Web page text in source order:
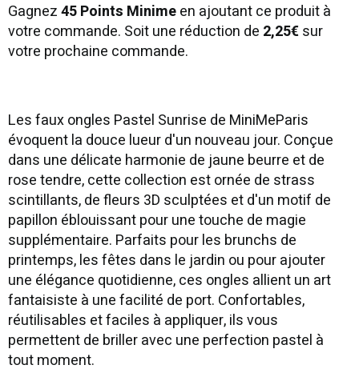
Gagnez45 Points Minimeen ajoutant ce produit à
votre commande. Soit une réduction de 2,25€sur
votre prochaine commande.
Les faux ongles Pastel Sunrise de MiniMeParis
évoquent la douce lueur d'un nouveau jour. Conçue
dans une délicate harmonie de jaune beurre et de
rose tendre, cette collection est ornée de strass
scintillants, de fleurs 3D sculptées et d'un motif de
papillon éblouissant pour une touche de magie
supplémentaire. Parfaits pour les brunchs de
printemps, les fêtes dans le jardin ou pour ajouter
une élégance quotidienne, ces ongles allient un art
fantaisiste à une facilité de port. Confortables,
réutilisables et faciles à appliquer, ils vous
permettent de briller avec une perfection pastel à
tout moment.